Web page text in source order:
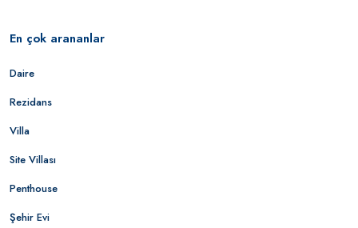
En çok arananlar
Daire
Rezidans
Villa
Site Villası
Penthouse
Şehir Evi